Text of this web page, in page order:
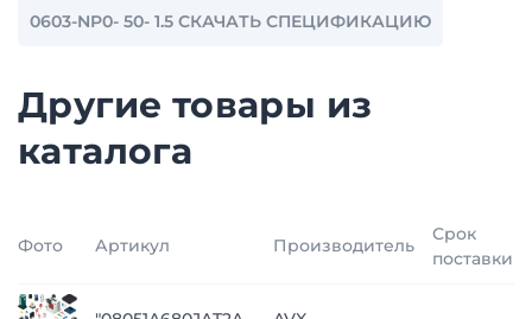
0603-NP0- 50- 1.5 СКАЧАТЬ СПЕЦИФИКАЦИЮ
Другие товары из
каталога
Фото Артикул Производитель
Срок
поставки